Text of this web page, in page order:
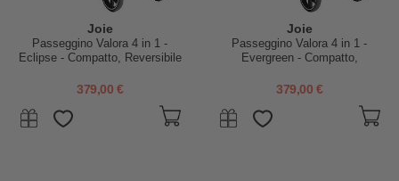
Joie
Passeggino Valora 4 in 1 -
Eclipse - Compatto, Reversibile
dalla Nascita fino a 22 kg
379,00 €
Joie
Passeggino Valora 4 in 1 -
Evergreen - Compatto,
Adattatori - dalla Nascita fino a
379,00 €